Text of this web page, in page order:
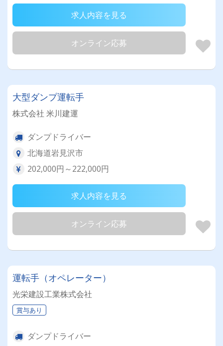
求人内容を見る
オンライン応募
大型ダンプ運転手
株式会社 米川建運
ダンプドライバー
北海道岩見沢市
202,000円～222,000円
求人内容を見る
オンライン応募
運転手（オペレーター）
光栄建設工業株式会社
賞与あり
ダンプドライバー